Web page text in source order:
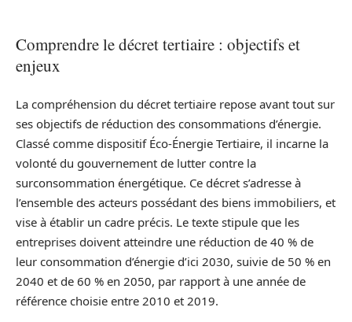
Comprendre le décret tertiaire : objectifs et
enjeux
La compréhension du décret tertiaire repose avant tout sur
ses objectifs de réduction des consommations d’énergie.
Classé comme dispositif Éco-Énergie Tertiaire, il incarne la
volonté du gouvernement de lutter contre la
surconsommation énergétique. Ce décret s’adresse à
l’ensemble des acteurs possédant des biens immobiliers, et
vise à établir un cadre précis. Le texte stipule que les
entreprises doivent atteindre une réduction de 40 % de
leur consommation d’énergie d’ici 2030, suivie de 50 % en
2040 et de 60 % en 2050, par rapport à une année de
référence choisie entre 2010 et 2019.